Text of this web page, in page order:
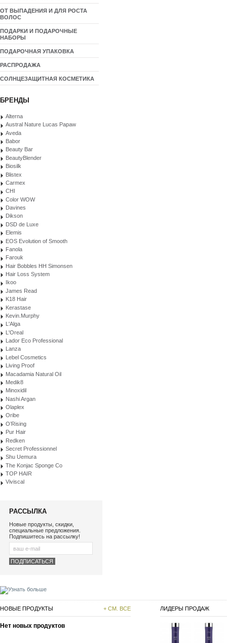
ОТ ВЫПАДЕНИЯ И ДЛЯ РОСТА
ВОЛОС
ПОДАРКИ И ПОДАРОЧНЫЕ
НАБОРЫ
ПОДАРОЧНАЯ УПАКОВКА
РАСПРОДАЖА
СОЛНЦЕЗАЩИТНАЯ КОСМЕТИКА
БРЕНДЫ
Alterna
Austral Nature Lucas Papaw
Aveda
Babor
Beauty Bar
BeautyBlender
Biosilk
Blistex
Carmex
CHI
Color WOW
Davines
Dikson
DSD de Luxe
Elemis
EOS Evolution of Smooth
Fanola
Farouk
Hair Bobbles HH Simonsen
Hair Loss System
Ikoo
James Read
K18 Hair
Kerastase
Kevin.Murphy
L'Alga
L'Oreal
Lador Eco Professional
Lanza
Lebel Cosmetics
Living Proof
Macadamia Natural Oil
Medik8
Minoxidil
Nashi Argan
Olaplex
Oribe
O’Rising
Pur Hair
Redken
Secret Professionnel
Shu Uemura
The Konjac Sponge Co
TOP HAIR
Viviscal
РАССЫЛКА
Новые продукты, скидки,
специальные предложения.
Подпишитесь на рассылку!
НОВЫЕ ПРОДУКТЫ + СМ. ВСЕ
Нет новых продуктов
ЛИДЕРЫ ПРОДАЖ